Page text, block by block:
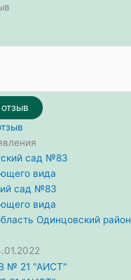
сад №83
вида
Одинцовский район